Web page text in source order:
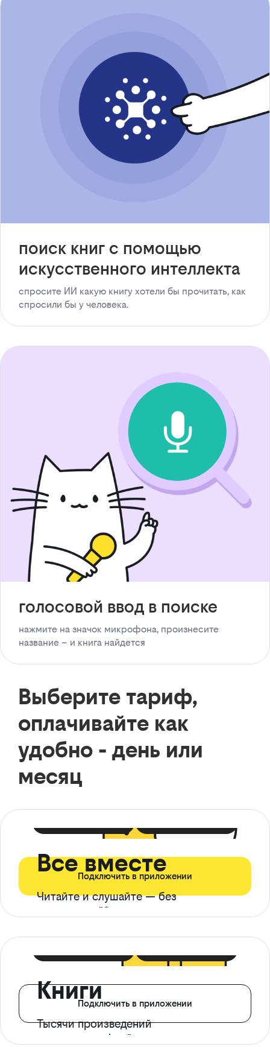
поиск книг с помощью
искусственного интеллекта
спросите ИИ какую книгу хотели бы прочитать, как
спросили бы у человека.
голосовой ввод в поиске
нажмите на значок микрофона, произнесите
название – и книга найдется
Выберите тариф,
оплачивайте как
удобно - день или
месяц
Все вместе
Читайте и слушайте — без
ограничений*
Подключить в приложении
Книги
Тысячи произведений
с доступом офлайн
Подключить в приложении